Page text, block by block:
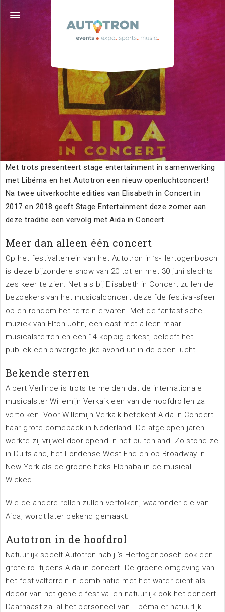
Graafsebaan 133 · 5248 NL Rosmalen ('s-
Hertogenbosch) · 073 629 39 11 ·info@autotron.nl
Volg ons
Home Kalender
Nieuws
Bereikbaarheid
Parkeren
Overnachten
Omgeving
Contact
Meer informatie
Ik exposeer op deze locatie
Meer informatie
Ik wil de plattegrond van de locatie
bekijken
Met trots presenteert stage entertainment in samenwerking
met Libéma en het Autotron een nieuw openluchtconcert!
Na twee uitverkochte edities van Elisabeth in Concert in
2017 en 2018 geeft Stage Entertainment deze zomer aan
deze traditie een vervolg met Aida in Concert.
Meer dan alleen één concert
Op het festivalterrein van het Autotron in ’s-Hertogenbosch
is deze bijzondere show van 20 tot en met 30 juni slechts
zes keer te zien. Net als bij Elisabeth in Concert zullen de
bezoekers van het musicalconcert dezelfde festival-sfeer
op en rondom het terrein ervaren. Met de fantastische
muziek van Elton John, een cast met alleen maar
musicalsterren en een 14-koppig orkest, beleeft het
publiek een onvergetelijke avond uit in de open lucht.
Bekende sterren
Albert Verlinde is trots te melden dat de internationale
musicalster Willemijn Verkaik een van de hoofdrollen zal
vertolken. Voor Willemijn Verkaik betekent Aida in Concert
haar grote comeback in Nederland. De afgelopen jaren
werkte zij vrijwel doorlopend in het buitenland. Zo stond ze
in Duitsland, het Londense West End en op Broadway in
New York als de groene heks Elphaba in de musical
Wicked
Wie de andere rollen zullen vertolken, waaronder die van
Aida, wordt later bekend gemaakt.
Autotron in de hoofdrol
Natuurlijk speelt Autotron nabij ’s-Hertogenbosch ook een
grote rol tijdens Aïda in concert. De groene omgeving van
het festivalterrein in combinatie met het water dient als
decor van het gehele festival en natuurlijk ook het concert.
Daarnaast zal al het personeel van Libéma er natuurlijk